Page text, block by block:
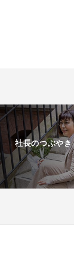
社長のつぶやき